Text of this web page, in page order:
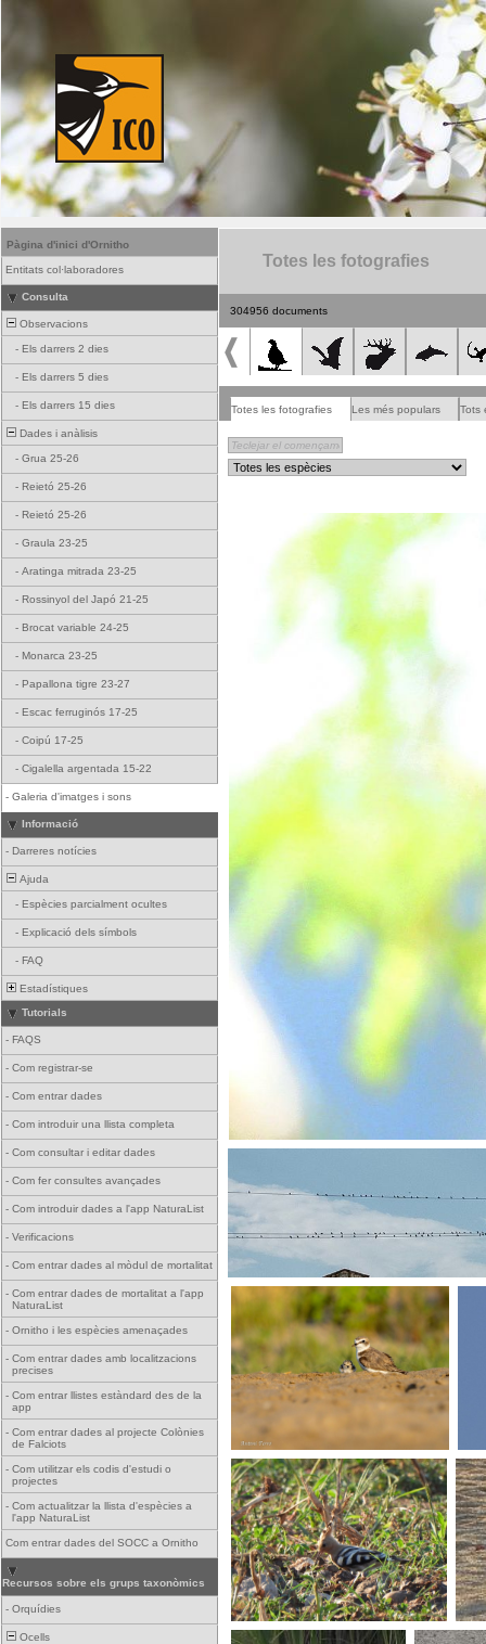
Pàgina d'inici d'Ornitho
Entitats col·laboradores
Consulta
Observacions
- Els darrers 2 dies
- Els darrers 5 dies
- Els darrers 15 dies
Dades i anàlisis
- Grua 25-26
- Reietó 25-26
- Reietó 25-26
- Graula 23-25
- Aratinga mitrada 23-25
- Rossinyol del Japó 21-25
- Brocat variable 24-25
- Monarca 23-25
- Papallona tigre 23-27
- Escac ferruginós 17-25
- Coipú 17-25
- Cigalella argentada 15-22
- Galeria d'imatges i sons
Informació
- Darreres notícies
Ajuda
- Espècies parcialment ocultes
- Explicació dels símbols
- FAQ
Estadístiques
Tutorials
- FAQS
- Com registrar-se
- Com entrar dades
- Com introduir una llista completa
- Com consultar i editar dades
- Com fer consultes avançades
- Com introduir dades a l'app NaturaList
- Verificacions
- Com entrar dades al mòdul de mortalitat
- Com entrar dades de mortalitat a l'app
NaturaList
- Ornitho i les espècies amenaçades
- Com entrar dades amb localitzacions
precises
- Com entrar llistes estàndard des de la
app
- Com entrar dades al projecte Colònies
de Falciots
- Com utilitzar els codis d'estudi o
projectes
- Com actualitzar la llista d'espècies a
l'app NaturaList
Com entrar dades del SOCC a Ornitho
Recursos sobre els grups taxonòmics
- Orquídies
Ocells
Totes les fotografies
304956 documents
Totes les fotografies Les més populars Tots